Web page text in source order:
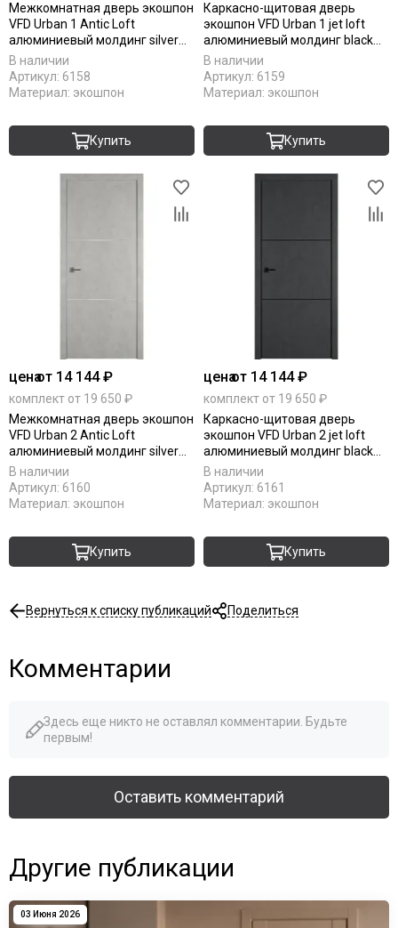
Межкомнатная дверь экошпон
VFD Urban 1 Antic Loft
алюминиевый молдинг silver
mould
В наличии
Артикул: 6158
Материал: экошпон
Купить
Каркасно-щитовая дверь
экошпон VFD Urban 1 jet loft
алюминиевый молдинг black
mould
В наличии
Артикул: 6159
Материал: экошпон
Купить
ценаот 14 144 ₽
комплект от 19 650 ₽
Межкомнатная дверь экошпон
VFD Urban 2 Antic Loft
алюминиевый молдинг silver
mould
В наличии
Артикул: 6160
Материал: экошпон
Купить
ценаот 14 144 ₽
комплект от 19 650 ₽
Каркасно-щитовая дверь
экошпон VFD Urban 2 jet loft
алюминиевый молдинг black
mould
В наличии
Артикул: 6161
Материал: экошпон
Купить
Вернуться к списку публикаций Поделиться
Комментарии
Здесь еще никто не оставлял комментарии. Будьте
первым!
Оставить комментарий
Другие публикации
03 Июня 2026